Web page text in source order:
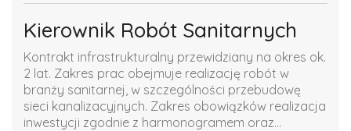
Kierownik Robót Sanitarnych
Kontrakt infrastrukturalny przewidziany na okres ok.
2 lat. Zakres prac obejmuje realizację robót w
branży sanitarnej, w szczególności przebudowę
sieci kanalizacyjnych. Zakres obowiązków realizacja
inwestycji zgodnie z harmonogramem oraz...